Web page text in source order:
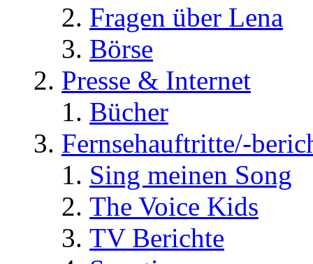
Fragen über Lena
Börse
Presse & Internet
Bücher
Fernsehauftritte/-
Sing meinen Song
The Voice Kids
TV Berichte